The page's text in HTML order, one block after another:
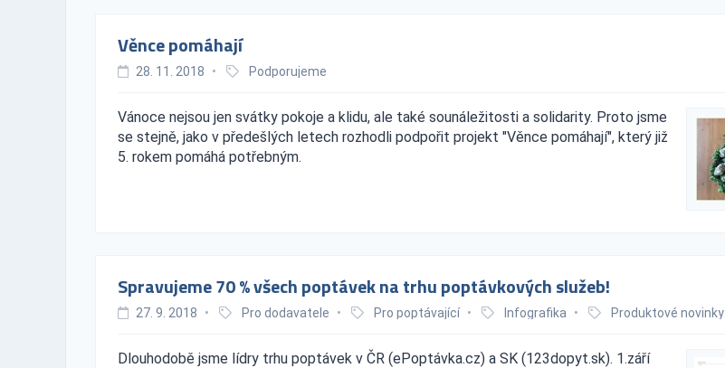
Věnce pomáhají
28. 11. 2018 • Podporujeme
Vánoce nejsou jen svátky pokoje a klidu, ale také sounáležitosti a solidarity. Proto jsme
se stejně, jako v předešlých letech rozhodli podpořit projekt "Věnce pomáhají", který již
5. rokem pomáhá potřebným.
Spravujeme 70 % všech poptávek na trhu poptávkových služeb!
27. 9. 2018 • Pro dodavatele • Pro poptávající • Infografika • Produktové novinky
Dlouhodobě jsme lídry trhu poptávek v ČR (ePoptávka.cz) a SK (123dopyt.sk). 1.září